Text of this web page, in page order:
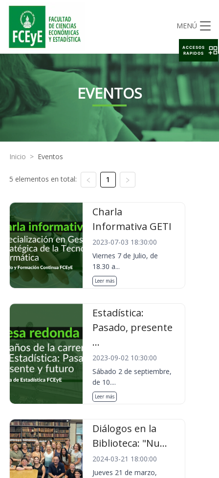
MENÚ
EVENTOS
Inicio > Eventos
5 elementos en total: 1
Charla
Informativa GETI
2023-07-03 18:30:00
Viernes 7 de Julio, de
18.30 a...
Leer más
Estadística:
Pasado, presente
...
2023-09-02 10:30:00
Sábado 2 de septiembre,
de 10....
Leer más
Diálogos en la
Biblioteca: "Nu...
2024-03-21 18:00:00
Jueves 21 de marzo,
ACCESOS
RAPIDOS